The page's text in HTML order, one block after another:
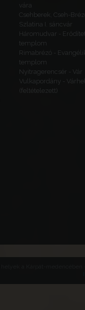
vára
Csehberek, Cseh-
Szlatina I. sáncvár
Háromudvar -
templom
Rimabrézó -
templom
Nyitragerencsér - Vár
Vulkapordány -
(feltételezett)